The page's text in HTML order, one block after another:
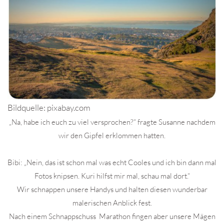
Bildquelle: pixabay.com
„Na, habe ich euch zu viel versprochen?“ fragte Susanne nachdem
wir den Gipfel erklommen hatten.
Bibi: „Nein, das ist schon mal was echt Cooles und ich bin dann mal
Fotos knipsen. Kuri hilfst mir mal, schau mal dort.“
Wir schnappen unsere Handys und halten diesen wunderbar
malerischen Anblick fest.
Nach einem Schnappschuss Marathon fingen aber unsere Mägen